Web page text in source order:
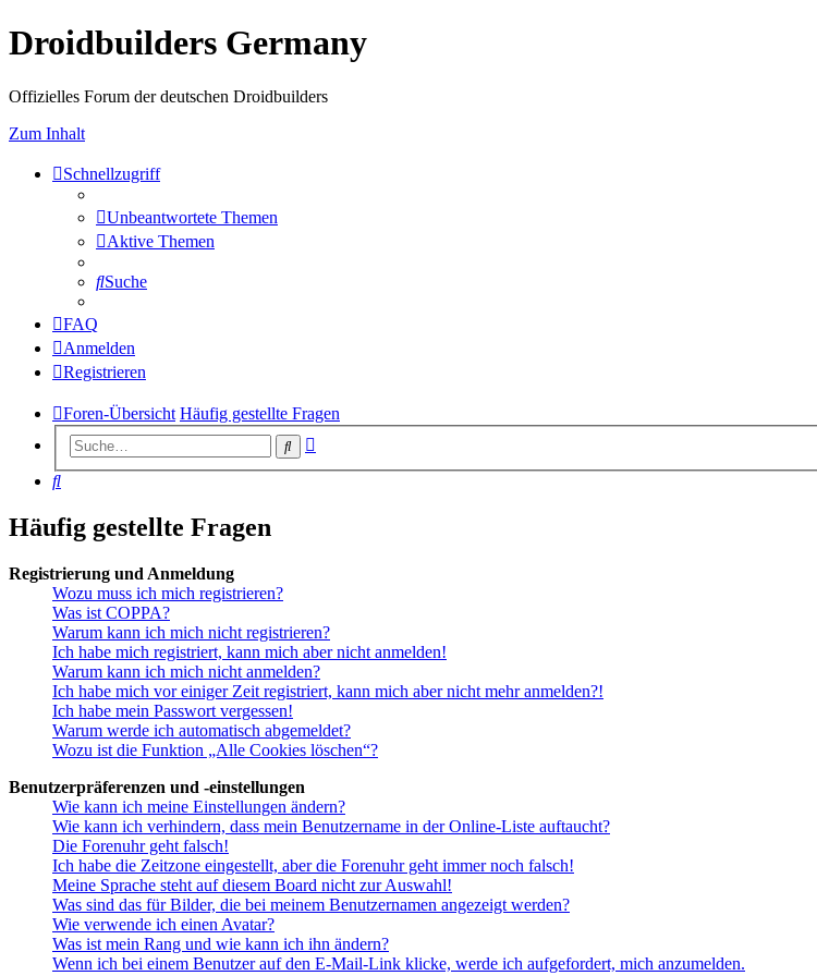
Droidbuilders Germany
Offizielles Forum der deutschen Droidbuilders
Zum Inhalt
Schnellzugriff
Unbeantwortete Themen
Aktive Themen
Suche
FAQ
Anmelden
Registrieren
Foren-Übersicht Häufig gestellte Fragen
Suche
Suche
Häufig gestellte Fragen
Registrierung und Anmeldung
Wozu muss ich mich registrieren?
Was ist COPPA?
Warum kann ich mich nicht registrieren?
Ich habe mich registriert, kann mich aber nicht anmelden!
Warum kann ich mich nicht anmelden?
Ich habe mich vor einiger Zeit registriert, kann mich aber nicht mehr anmelden?!
Ich habe mein Passwort vergessen!
Warum werde ich automatisch abgemeldet?
Wozu ist die Funktion „Alle Cookies löschen“?
Benutzerpräferenzen und -einstellungen
Wie kann ich meine Einstellungen ändern?
Wie kann ich verhindern, dass mein Benutzername in der Online-Liste auftaucht?
Die Forenuhr geht falsch!
Ich habe die Zeitzone eingestellt, aber die Forenuhr geht immer noch falsch!
Meine Sprache steht auf diesem Board nicht zur Auswahl!
Was sind das für Bilder, die bei meinem Benutzernamen angezeigt werden?
Wie verwende ich einen Avatar?
Was ist mein Rang und wie kann ich ihn ändern?
Wenn ich bei einem Benutzer auf den E-Mail-Link klicke, werde ich aufgefordert, mich anzumelden.